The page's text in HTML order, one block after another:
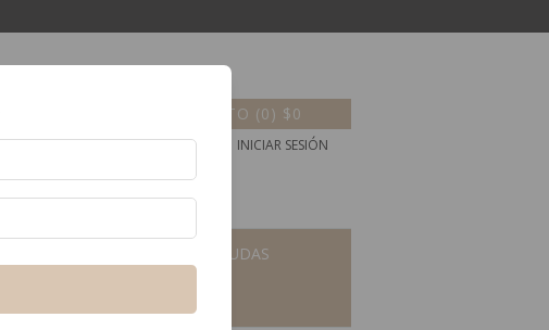
CARRITO (0) $0
CREAR CUENTA INICIAR SESIÓN
DUDAS